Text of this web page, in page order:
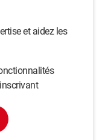
et aidez les